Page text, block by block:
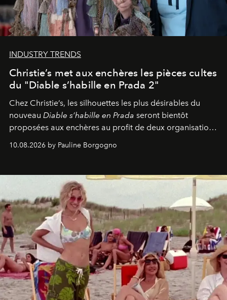
INDUSTRY TRENDS
Christie’s met aux enchères les pièces cultes
du "Diable s’habille en Prada 2"
Chez Christie’s, les silhouettes les plus désirables du
nouveau Diable s’habille en Prada seront bientôt
proposées aux enchères au profit de deux organisations
engagées pour la presse et la mode.
10.08.2026 by Pauline Borgogno